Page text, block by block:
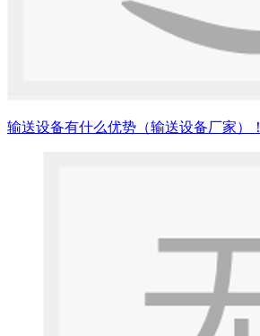
输送设备有什么优势（输送设备厂家）！